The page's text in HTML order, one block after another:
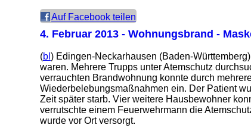
Auf Facebook teilen
4. Februar 2013 - Wohnungsbrand -
(bl ) Edingen-Neckarhausen (Baden-
waren. Mehrere Trupps unter Atemschutz
verrauchten Brandwohnung konnte durch
Wiederbelebungsmaßnahmen ein. Der Patient
Zeit später starb. Vier weitere Hausbewohner
verrutschte einem Feuerwehrmann die
wurde vor Ort versorgt.